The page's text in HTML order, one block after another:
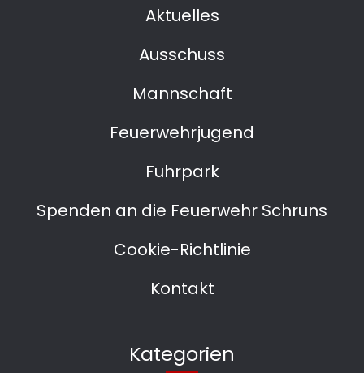
Aktuelles
Ausschuss
Mannschaft
Feuerwehrjugend
Fuhrpark
Spenden an die Feuerwehr Schruns
Cookie-Richtlinie
Kontakt
Kategorien